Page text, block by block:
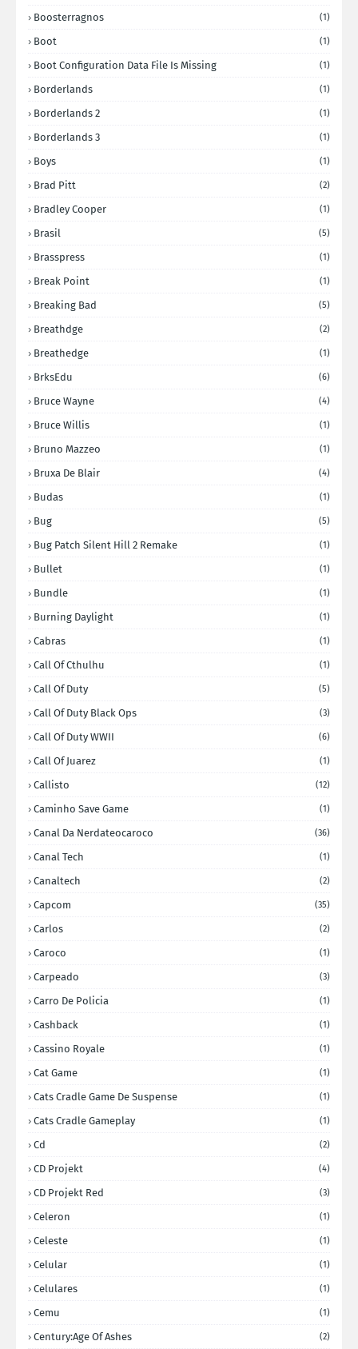
Boosterragnos (1)
Boot (1)
Boot Configuration Data File Is Missing (1)
Borderlands (1)
Borderlands 2 (1)
Borderlands 3 (1)
Boys (1)
Brad Pitt (2)
Bradley Cooper (1)
Brasil (5)
Brasspress (1)
Break Point (1)
Breaking Bad (5)
Breathdge (2)
Breathedge (1)
BrksEdu (6)
Bruce Wayne (4)
Bruce Willis (1)
Bruno Mazzeo (1)
Bruxa De Blair (4)
Budas (1)
Bug (5)
Bug Patch Silent Hill 2 Remake (1)
Bullet (1)
Bundle (1)
Burning Daylight (1)
Cabras (1)
Call Of Cthulhu (1)
Call Of Duty (5)
Call Of Duty Black Ops (3)
Call Of Duty WWII (6)
Call Of Juarez (1)
Callisto (12)
Caminho Save Game (1)
Canal Da Nerdateocaroco (36)
Canal Tech (1)
Canaltech (2)
Capcom (35)
Carlos (2)
Caroco (1)
Carpeado (3)
Carro De Policia (1)
Cashback (1)
Cassino Royale (1)
Cat Game (1)
Cats Cradle Game De Suspense (1)
Cats Cradle Gameplay (1)
Cd (2)
CD Projekt (4)
CD Projekt Red (3)
Celeron (1)
Celeste (1)
Celular (1)
Celulares (1)
Cemu (1)
Century:Age Of Ashes (2)